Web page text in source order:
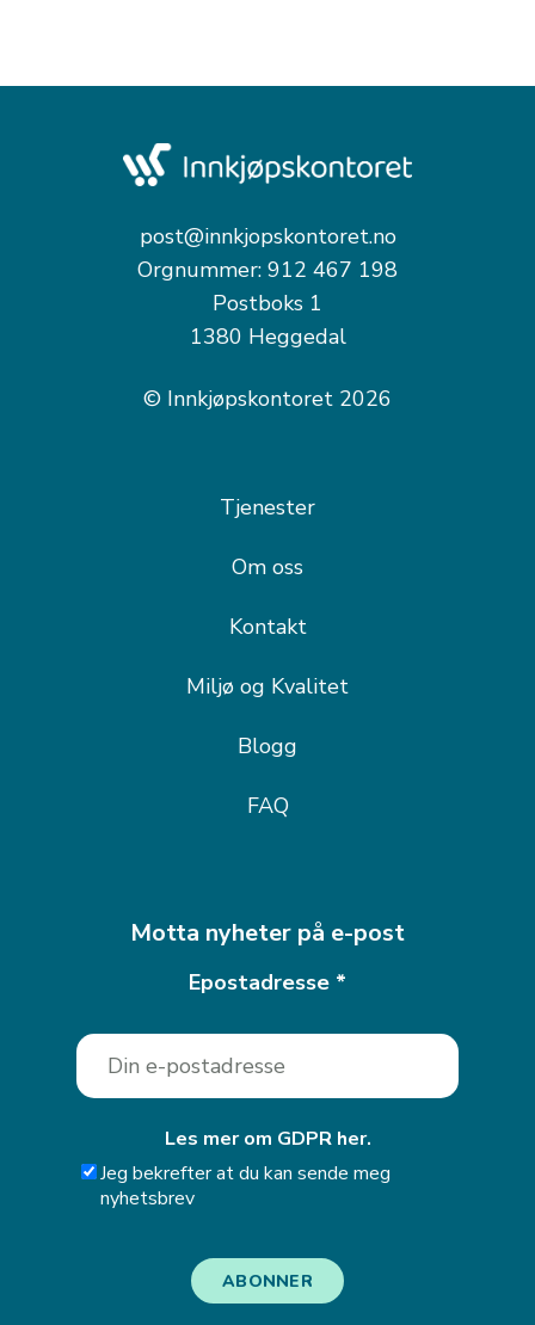
post@innkjopskontoret.no
Orgnummer: 912 467 198
Postboks 1
1380 Heggedal
© Innkjøpskontoret 2026
Tjenester
Om oss
Kontakt
Miljø og Kvalitet
Blogg
FAQ
Motta nyheter på e-post
Epostadresse *
Les mer om GDPR her.
Jeg bekrefter at du kan sende meg
nyhetsbrev
ABONNER